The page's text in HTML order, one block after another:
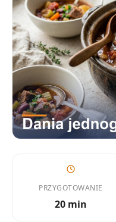
PRZYGOTOWANIE
20 min